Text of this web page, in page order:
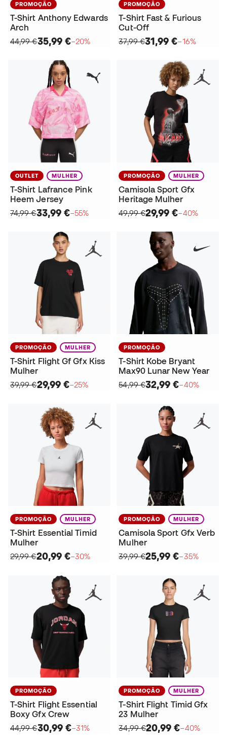
PROMOÇÃO
T-Shirt Anthony Edwards
Arch
44,99 €35,99 €−20%
PROMOÇÃO
T-Shirt Fast & Furious
Cut-Off
37,99 €31,99 €−16%
OUTLET MULHER
T-Shirt Lafrance Pink
Heem Jersey
74,99 €33,99 €−55%
PROMOÇÃO MULHER
Camisola Sport Gfx
Heritage Mulher
49,99 €29,99 €−40%
PROMOÇÃO MULHER
T-Shirt Flight Gf Gfx Kiss
Mulher
39,99 €29,99 €−25%
PROMOÇÃO
T-Shirt Kobe Bryant
Max90 Lunar New Year
54,99 €32,99 €−40%
PROMOÇÃO MULHER
T-Shirt Essential Timid
Mulher
29,99 €20,99 €−30%
PROMOÇÃO MULHER
Camisola Sport Gfx Verb
Mulher
39,99 €25,99 €−35%
PROMOÇÃO
T-Shirt Flight Essential
Boxy Gfx Crew
44,99 €30,99 €−31%
PROMOÇÃO MULHER
T-Shirt Flight Timid Gfx
23 Mulher
34,99 €20,99 €−40%